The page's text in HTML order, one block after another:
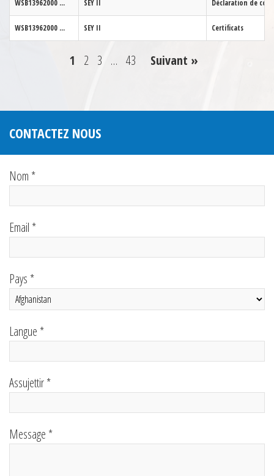
WSB13962000 ... SEY II Déclaration de
WSB13962000 ... SEY II Certificats
1 2 3 … 43 Suivant »
CONTACTEZ NOUS
Nom *
Email *
Pays *
Langue *
Assujettir *
Message *